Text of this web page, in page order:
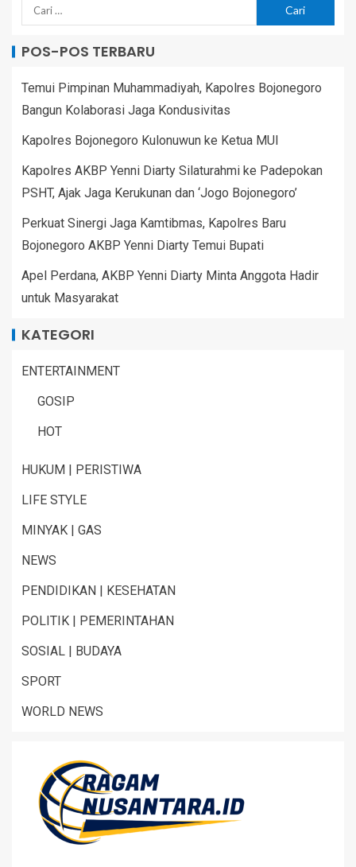
POS-POS TERBARU
Temui Pimpinan Muhammadiyah, Kapolres Bojonegoro
Bangun Kolaborasi Jaga Kondusivitas
Kapolres Bojonegoro Kulonuwun ke Ketua MUI
Kapolres AKBP Yenni Diarty Silaturahmi ke Padepokan
PSHT, Ajak Jaga Kerukunan dan ‘Jogo Bojonegoro’
Perkuat Sinergi Jaga Kamtibmas, Kapolres Baru
Bojonegoro AKBP Yenni Diarty Temui Bupati
Apel Perdana, AKBP Yenni Diarty Minta Anggota Hadir
untuk Masyarakat
KATEGORI
ENTERTAINMENT
GOSIP
HOT
HUKUM | PERISTIWA
LIFE STYLE
MINYAK | GAS
NEWS
PENDIDIKAN | KESEHATAN
POLITIK | PEMERINTAHAN
SOSIAL | BUDAYA
SPORT
WORLD NEWS